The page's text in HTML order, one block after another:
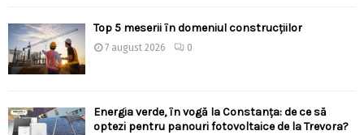
Top 5 meserii în domeniul construcțiilor
7 august 2026 0
Energia verde, în vogă la Constanța: de ce să
optezi pentru panouri fotovoltaice de la Trevora?